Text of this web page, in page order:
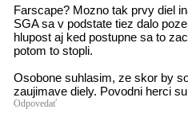
Farscape? Mozno tak prvy diel
SGA sa v podstate tiez dalo
hlupost aj ked postupne sa to
potom to stopli.
Osobone suhlasim, ze skor by
zaujimave diely. Povodni herci
Odpovedať